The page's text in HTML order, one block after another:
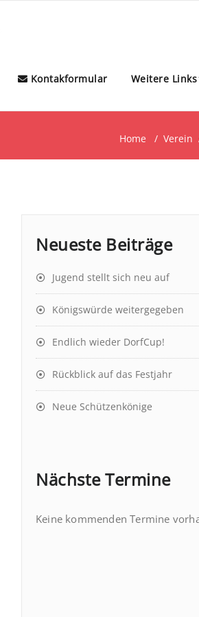
Kontakformular Weitere Links
Home / Verein
Neueste Beiträge
Jugend stellt sich neu auf
Königswürde weitergegeben
Endlich wieder DorfCup!
Rückblick auf das Festjahr
Neue Schützenkönige
Nächste Termine
Keine kommenden Termine